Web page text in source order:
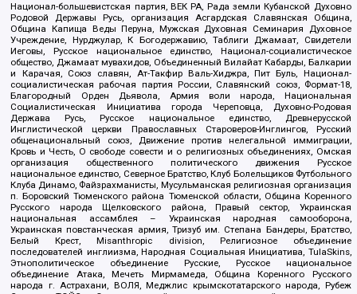
Национал-большевистская партия, ВЕК РА, Рада земли Кубанской Духовно
Родовой Державы Русь, организация Асгардская Славянская Община,
Община Капища Веды Перуна, Мужская Духовная Семинария Духовное
Учреждение, Нурджулар, К Богодержавию, Таблиги Джамаат, Свидетели
Иеговы, Русское национальное единство, Национал-социалистическое
общество, Джамаат мувахидов, Объединенный Вилайат Кабарды, Балкарии
и Карачая, Союз славян, Ат-Такфир Валь-Хиджра, Пит Буль, Национал-
социалистическая рабочая партия России, Славянский союз, Формат-18,
Благородный Орден Дьявола, Армия воли народа, Национальная
Социалистическая Инициатива города Череповца, Духовно-Родовая
Держава Русь, Русское национальное единство, Древнерусской
Инглистической церкви Православных Староверов-Инглингов, Русский
общенациональный союз, Движение против нелегальной иммиграции,
Кровь и Честь, О свободе совести и о религиозных объединениях, Омская
организация общественного политического движения Русское
национальное единство, Северное Братство, Клуб Болельщиков Футбольного
Клуба Динамо, Файзрахманисты, Мусульманская религиозная организация
п. Боровский Тюменского района Тюменской области, Община Коренного
Русского народа Щелковского района, Правый сектор, Украинская
национальная ассамблея – Украинская народная самооборона,
Украинская повстанческая армия, Тризуб им. Степана Бандеры, Братство,
Белый Крест, Misanthropic division, Религиозное объединение
последователей инглиизма, Народная Социальная Инициатива, TulaSkins,
Этнополитическое объединение Русские, Русское национальное
объединение Атака, Мечеть Мирмамеда, Община Коренного Русского
народа г. Астрахани, ВОЛЯ, Меджлис крымскотатарского народа, Рубеж